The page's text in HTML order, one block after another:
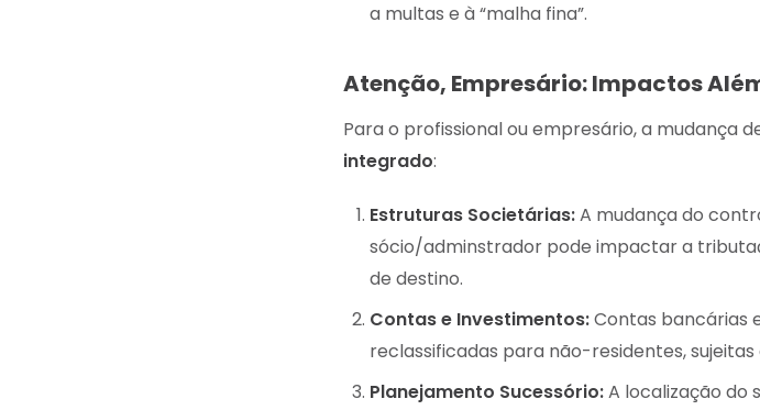
a multas e à “malha fina”.
Atenção, Empresário: Impactos
Para o profissional ou empresário, a mudança
integrado:
Estruturas Societárias:A mudança do
sócio/adminstrador pode impactar a
de destino.
Contas e Investimentos:Contas bancárias
reclassificadas para não-residentes,
Planejamento Sucessório:A localização do